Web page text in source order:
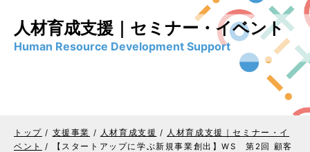
人材育成支援｜セミナー・イベント
Human Resource Development Support
トップ / 支援事業 / 人材育成支援 / 人材育成支援｜セミナー・イ
ベント
/
【スタートアップに学ぶ新規事業創出】WS 第2回 顧客